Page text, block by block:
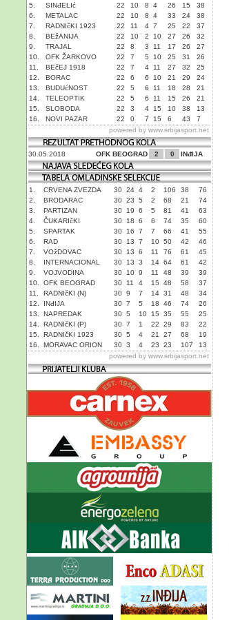
5.
SINđELIć 22 10 8 4 26 15
38
6.
METALAC 22 10 8 4 33 24
38
7.
RADNIčKI 1923 22 11 4 7 25 22
37
8.
BEžANIJA 22 10 2 10 27 26
32
9.
TRAJAL 22 8 3 11 17 26
27
10.
OFK ŽARKOVO 22 7 5 10 25 31
26
11.
BEčEJ 1918 22 7 4 11 27 32
25
12.
BORAC 22 6 6 10 21 29
24
13.
BUDUćNOST 22 5 6 11 18 28
21
14.
TELEOPTIK 22 5 6 11 15 26
21
15.
SLOBODA 22 3 4 15 10 38
13
16.
NOVI PAZAR 22 0 7 15 6 43
7
powered by www.srbijasport.net
30.05.2018 OFK BEOGRAD 2 0 INđIJA
1. CRVENA ZVEZDA 30 24 4 2 106 38
76
2.
BRODARAC 30 23 5 2 68 21
74
3.
PARTIZAN 30 19 6 5 81 41
63
4.
ČUKARIčKI 30 18 6 6 74 35
60
5.
SPARTAK 30 16 7 7 66 41
55
6.
RAD 30 13 7 10 50 42
46
7.
VOžDOVAC 30 13 6 11 76 61
45
8.
INTERNACIONAL 30 13 3 14 64 61
42
9.
VOJVODINA 30 10 9 11 48 39
39
10.
OFK BEOGRAD 30 11 4 15 48 58
37
11.
RADNIčKI (N) 30 9 7 14 31 48
34
12.
INđIJA 30 7 5 18 46 74
26
13.
NAPREDAK 30 5 10 15 35 55
25
14.
RADNIčKI (P) 30 7 1 22 29 83
22
15.
RADNIčKI 1923 30 5 4 21 27 68
19
16.
MORAVAC ORION 30 3 4 23 23 107
13
powered by www.srbijasport.net